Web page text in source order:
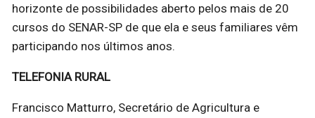
horizonte de possibilidades aberto pelos mais de 20
cursos do SENAR-SP de que ela e seus familiares vêm
participando nos últimos anos.
TELEFONIA RURAL
Francisco Matturro, Secretário de Agricultura e